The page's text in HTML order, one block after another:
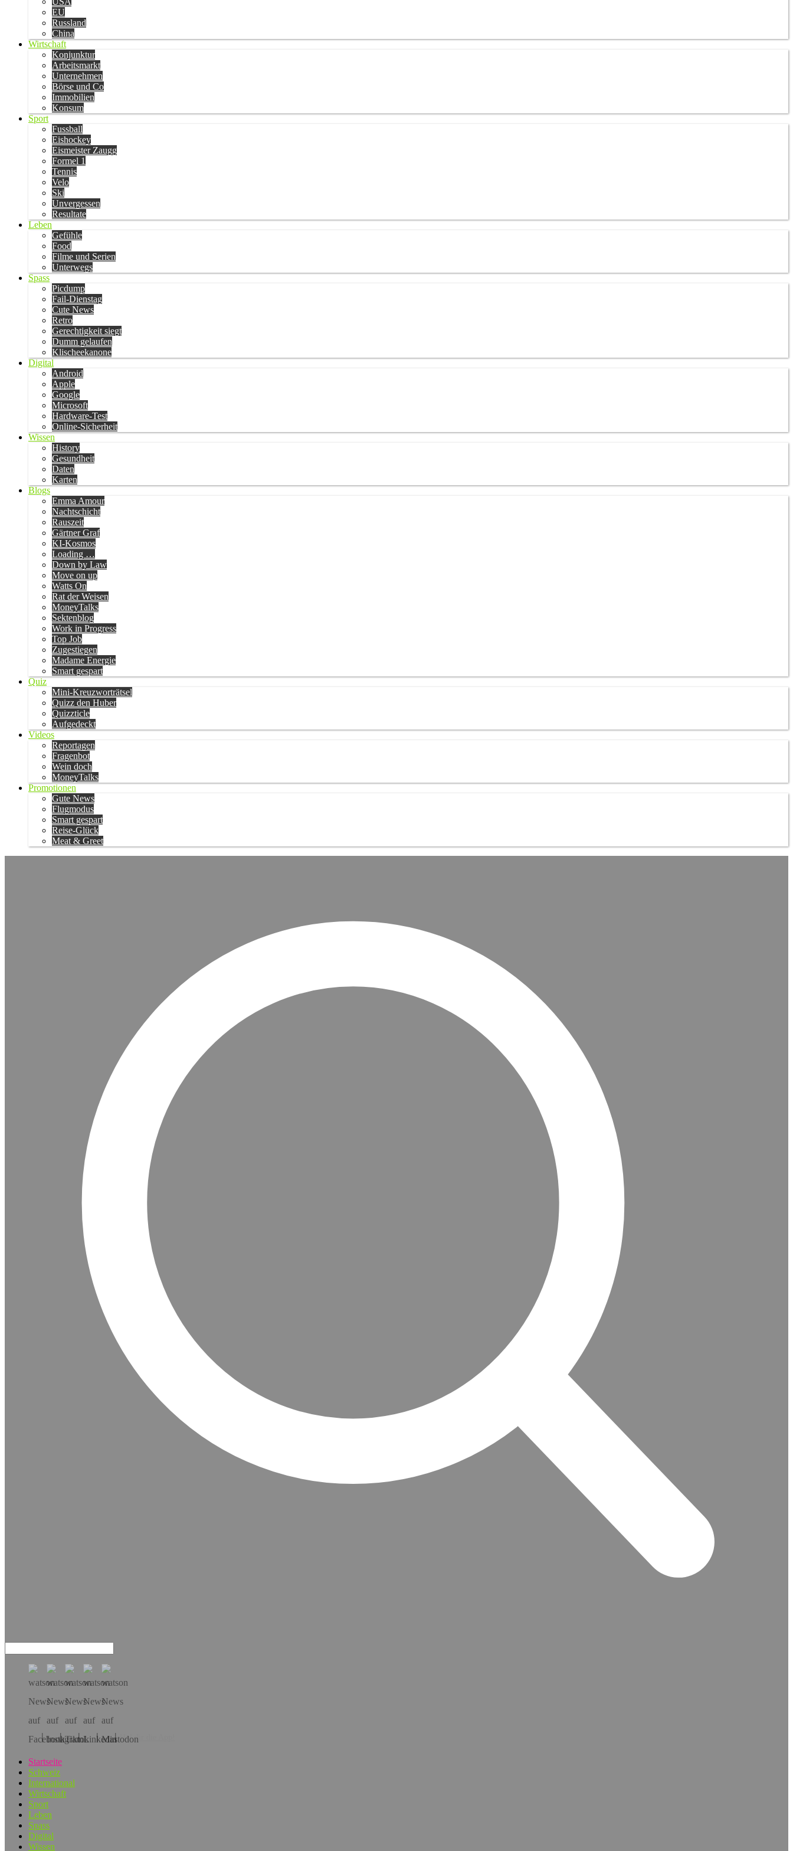
EU
Russland
China
Wirtschaft
Konjunktur
Arbeitsmarkt
Unternehmen
Börse und Co
Immobilien
Konsum
Sport
Fussball
Eishockey
Eismeister Zaugg
Formel 1
Tennis
Velo
Ski
Unvergessen
Resultate
Leben
Gefühle
Food
Filme und Serien
Unterwegs
Spass
Picdump
Fail-Dienstag
Cute News
Retro
Gerechtigkeit siegt
Dumm gelaufen
Klischeekanone
Digital
Android
Apple
Google
Microsoft
Hardware-Test
Online-Sicherheit
Wissen
History
Gesundheit
Daten
Karten
Blogs
Emma Amour
Nachtschicht
Rauszeit
Gärtner Graf
KI-Kosmos
Loading …
Down by Law
Move on up
Watts On
Rat der Weisen
MoneyTalks
Sektenblog
Work in Progress
Top Job
Zugestiegen
Madame Energie
Smart gespart
Quiz
Mini-Kreuzworträtsel
Quizz den Huber
Quizzticle
Aufgedeckt
Videos
Reportagen
Fragenbot
Wein doch
MoneyTalks
Promotionen
Gute News
Flugmodus
Smart gespart
Reise-Glück
Meat & Greet
Hol dir die App!
Startseite
Schweiz
International
Wirtschaft
Sport
Leben
Spass
Digital
Wissen